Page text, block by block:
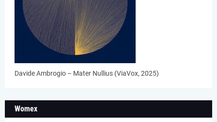
Davide Ambrogio – Mater Nullius (ViaVox, 2025)
Womex